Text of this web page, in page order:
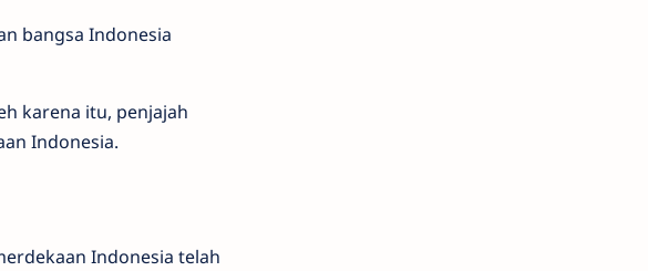
bangsa Indonesia
karena itu, penjajah
Indonesia.
Indonesia telah